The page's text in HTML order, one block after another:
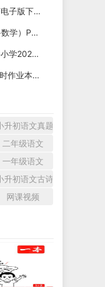
2025秋《小学学霸冲A卷》PDF电子版下载 语文+数学
2026春《小学典中点》（语文+数学）PDF电子版下载
陕西省咸阳市永寿县监军镇美井小学2023-2024学年六年级下学期第二次模考语文试题
2026春语文《亮点给力-提优课时作业本》1-6年级下册PDF电子版下载
升初语文真题
二年级语文
一年级语文
升初语文古诗文
网课视频